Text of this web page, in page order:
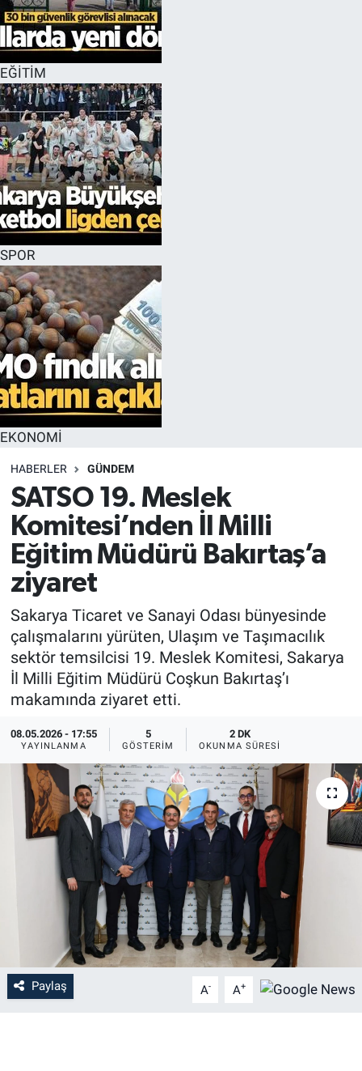
EĞİTİM
SPOR
EKONOMİ
HABERLER GÜNDEM
SATSO 19. Meslek
Komitesi’nden İl Milli
Eğitim Müdürü Bakırtaş’a
ziyaret
Sakarya Ticaret ve Sanayi Odası bünyesinde
çalışmalarını yürüten, Ulaşım ve Taşımacılık
sektör temsilcisi 19. Meslek Komitesi, Sakarya
İl Milli Eğitim Müdürü Coşkun Bakırtaş’ı
makamında ziyaret etti.
08.05.2026 - 17:55
YAYINLANMA
5
GÖSTERIM
2 DK
OKUNMA SÜRESI
Paylaş A- A+